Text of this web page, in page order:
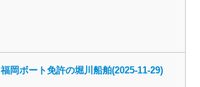
福岡ボート免許の堀川船舶(2025-11-29)